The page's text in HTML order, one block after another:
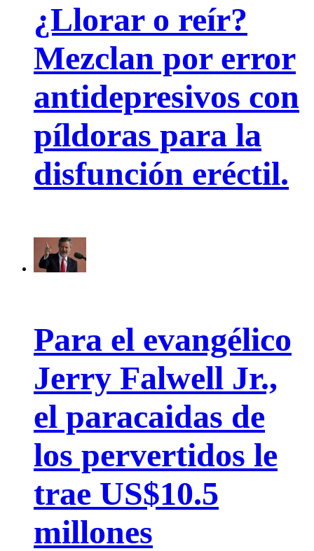
¿Llorar o reír?
Mezclan por error
antidepresivos con
píldoras para la
disfunción eréctil.
Para el evangélico
Jerry Falwell Jr.,
el paracaidas de
los pervertidos le
trae US$10.5
millones